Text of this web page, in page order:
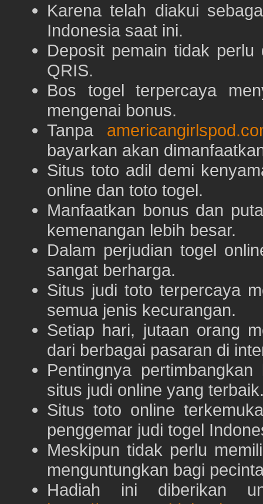
Karena telah diakui
Indonesia saat ini.
Deposit pemain tidak
QRIS.
Bos togel terpercaya
mengenai bonus.
Tanpa
bayarkan akan
Situs toto adil demi
online dan toto togel.
Manfaatkan bonus dan
kemenangan lebih besar.
Dalam perjudian togel
sangat berharga.
Situs judi toto terpercaya
semua jenis kecurangan.
Setiap hari, jutaan orang
dari berbagai pasaran di
Pentingnya
situs judi online yang
Situs toto online
penggemar judi togel
Meskipun tidak perlu
menguntungkan bagi
Hadiah ini diberikan